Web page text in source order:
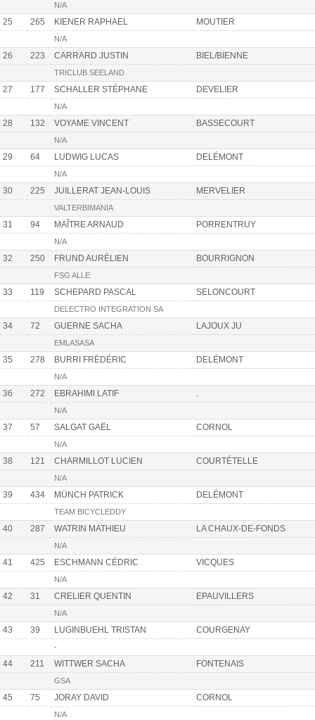
N/A
25 265 KIENER RAPHAEL MOUTIER
N/A
26 223 CARRARD JUSTIN BIEL/BIENNE
TRICLUB SEELAND
27 177 SCHALLER STÉPHANE DEVELIER
N/A
28 132 VOYAME VINCENT BASSECOURT
N/A
29 64 LUDWIG LUCAS DELÉMONT
N/A
30 225 JUILLERAT JEAN-LOUIS MERVELIER
VALTERBIMANIA
31 94 MAÎTRE ARNAUD PORRENTRUY
N/A
32 250 FRUND AURÉLIEN BOURRIGNON
FSG ALLE
33 119 SCHEPARD PASCAL SELONCOURT
DELECTRO INTEGRATION SA
34 72 GUERNE SACHA LAJOUX JU
EMLASASA
35 278 BURRI FRÉDÉRIC DELÉMONT
N/A
36 272 EBRAHIMI LATIF .
N/A
37 57 SALGAT GAËL CORNOL
N/A
38 121 CHARMILLOT LUCIEN COURTÉTELLE
N/A
39 434 MÜNCH PATRICK DELÉMONT
TEAM BICYCLEDDY
40 287 WATRIN MATHIEU LA CHAUX-DE-FONDS
N/A
41 425 ESCHMANN CÉDRIC VICQUES
N/A
42 31 CRELIER QUENTIN EPAUVILLERS
N/A
43 39 LUGINBUEHL TRISTAN COURGENAY
-
44 211 WITTWER SACHA FONTENAIS
GSA
45 75 JORAY DAVID CORNOL
N/A